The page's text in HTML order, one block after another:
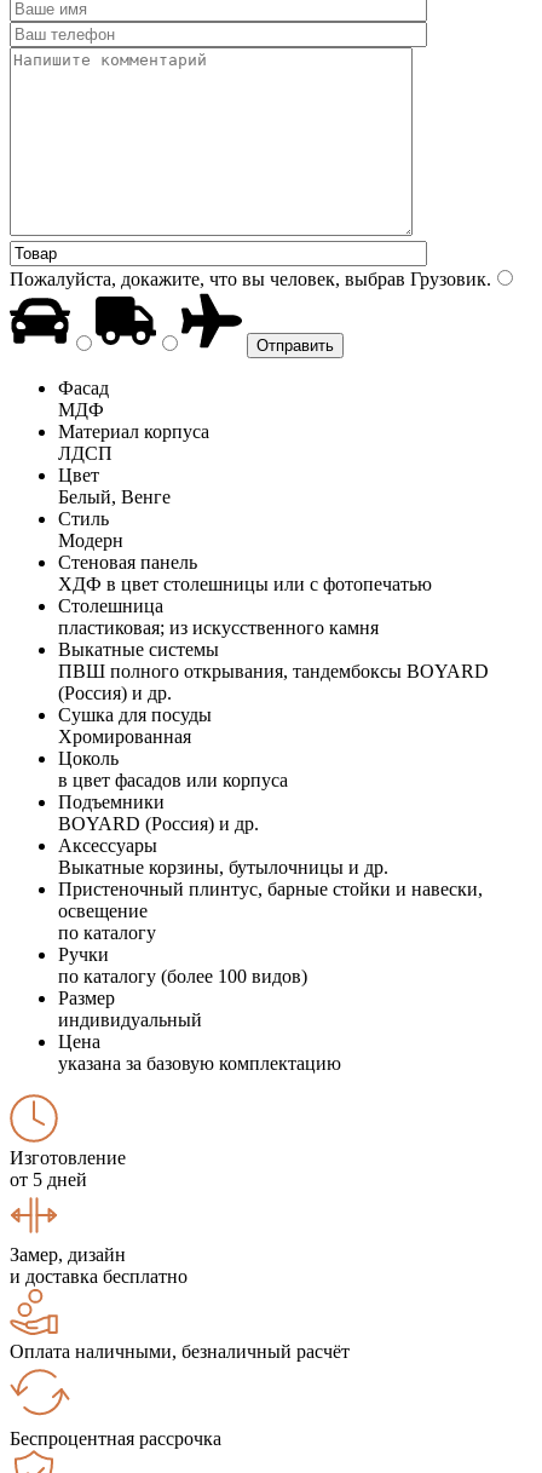
Пожалуйста, докажите, что вы человек, выбрав Грузовик.
Фасад
МДФ
Материал корпуса
ЛДСП
Цвет
Белый, Венге
Стиль
Модерн
Стеновая панель
ХДФ в цвет столешницы или с фотопечатью
Столешница
пластиковая; из искусственного камня
Выкатные системы
ПВШ полного открывания, тандембоксы BOYARD
(Россия) и др.
Сушка для посуды
Хромированная
Цоколь
в цвет фасадов или корпуса
Подъемники
BOYARD (Россия) и др.
Аксессуары
Выкатные корзины, бутылочницы и др.
Пристеночный плинтус, барные стойки и навески,
освещение
по каталогу
Ручки
по каталогу (более 100 видов)
Размер
индивидуальный
Цена
указана за базовую комплектацию
Изготовление
от 5 дней
Замер, дизайн
и доставка бесплатно
Оплата наличными, безналичный расчёт
Беспроцентная рассрочка